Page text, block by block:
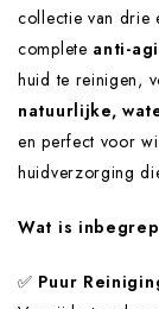
collectie van drie
complete anti-
huid te reinigen,
natuurlijke,
en perfect voor
huidverzorging
Wat is
✅️ Puur